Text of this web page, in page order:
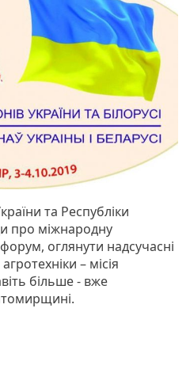
та Республіки
про міжнародну
оглянути надсучасні
– місія
більше - вже